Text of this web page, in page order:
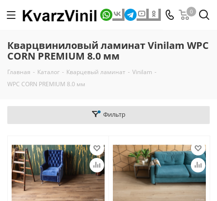
0
Кварцвиниловый ламинат Vinilam WPC
CORN PREMIUM 8.0 мм
Главная - Каталог - Кварцевый ламинат - Vinilam -
WPC CORN PREMIUM 8.0 мм
Фильтр